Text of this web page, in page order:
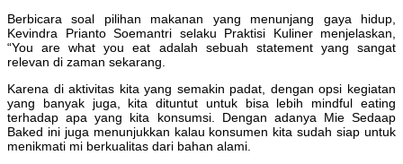
Berbicara soal pilihan makanan yang menunjang gaya hidup,
Kevindra Prianto Soemantri selaku Praktisi Kuliner menjelaskan,
“You are what you eat adalah sebuah statement yang sangat
relevan di zaman sekarang.
Karena di aktivitas kita yang semakin padat, dengan opsi kegiatan
yang banyak juga, kita dituntut untuk bisa lebih mindful eating
terhadap apa yang kita konsumsi. Dengan adanya Mie Sedaap
Baked ini juga menunjukkan kalau konsumen kita sudah siap untuk
menikmati mi berkualitas dari bahan alami.